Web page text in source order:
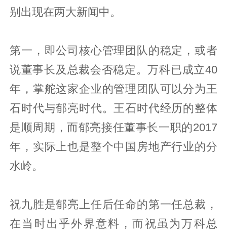
别出现在两大新闻中。
第一，即公司核心管理团队的稳定，或者
说董事长及总裁会否稳定。万科已成立40
年，掌舵这家企业的管理团队可以分为王
石时代与郁亮时代。王石时代经历的整体
是顺周期，而郁亮接任董事长一职的2017
年，实际上也是整个中国房地产行业的分
水岭。
祝九胜是郁亮上任后任命的第一任总裁，
在当时出乎外界意料，而祝虽为万科总